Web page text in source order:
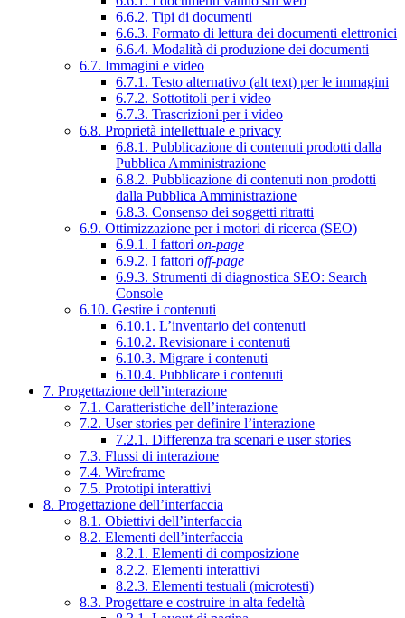
6.6.2. Tipi di documenti
6.6.3. Formato di lettura dei documenti elettronici
6.6.4. Modalità di produzione dei documenti
6.7. Immagini e video
6.7.1. Testo alternativo (alt text) per le immagini
6.7.2. Sottotitoli per i video
6.7.3. Trascrizioni per i video
6.8. Proprietà intellettuale e privacy
6.8.1. Pubblicazione di contenuti prodotti dalla
Pubblica Amministrazione
6.8.2. Pubblicazione di contenuti non prodotti
dalla Pubblica Amministrazione
6.8.3. Consenso dei soggetti ritratti
6.9. Ottimizzazione per i motori di ricerca (SEO)
6.9.1. I fattori on-page
6.9.2. I fattori off-page
6.9.3. Strumenti di diagnostica SEO: Search
Console
6.10. Gestire i contenuti
6.10.1. L’inventario dei contenuti
6.10.2. Revisionare i contenuti
6.10.3. Migrare i contenuti
6.10.4. Pubblicare i contenuti
7. Progettazione dell’interazione
7.1. Caratteristiche dell’interazione
7.2. User stories per definire l’interazione
7.2.1. Differenza tra scenari e user stories
7.3. Flussi di interazione
7.4. Wireframe
7.5. Prototipi interattivi
8. Progettazione dell’interfaccia
8.1. Obiettivi dell’interfaccia
8.2. Elementi dell’interfaccia
8.2.1. Elementi di composizione
8.2.2. Elementi interattivi
8.2.3. Elementi testuali (microtesti)
8.3. Progettare e costruire in alta fedeltà